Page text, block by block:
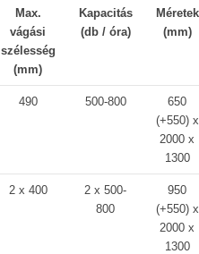
Max.
vágási
szélesség
(mm)
Kapacitás
(db / óra)
Méretek
(mm)
490 500-800
650
(+550) x
2000 x
1300
2 x 400
2 x 500-
800
950
(+550) x
2000 x
1300